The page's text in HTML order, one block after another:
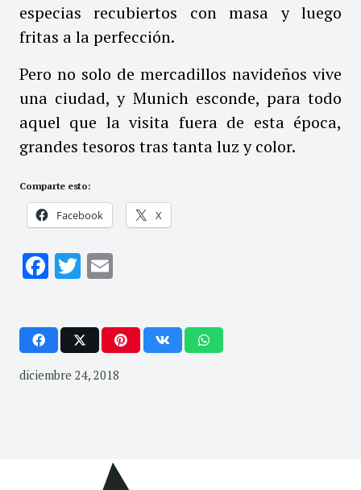
especias recubiertos con masa y luego
fritas a la perfección.
Pero no solo de mercadillos navideños vive
una ciudad, y Munich esconde, para todo
aquel que la visita fuera de esta época,
grandes tesoros tras tanta luz y color.
Comparte esto:
Facebook X
Facebook
Twitter
diciembre 24, 2018